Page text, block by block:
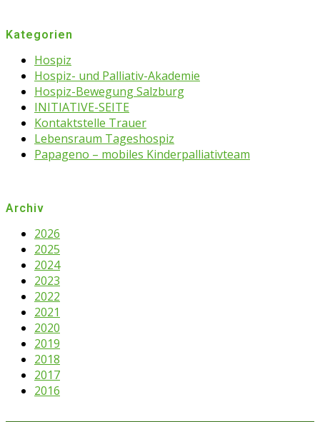
Kategorien
Hospiz
Hospiz- und Palliativ-Akademie
Hospiz-Bewegung Salzburg
INITIATIVE-SEITE
Kontaktstelle Trauer
Lebensraum Tageshospiz
Papageno – mobiles Kinderpalliativteam
Archiv
2026
2025
2024
2023
2022
2021
2020
2019
2018
2017
2016